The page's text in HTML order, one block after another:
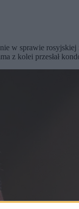
w sprawie
z kolei przesłał